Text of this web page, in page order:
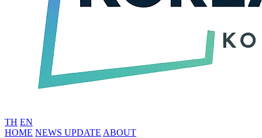
TH EN
HOME NEWS UPDATE ABOUT